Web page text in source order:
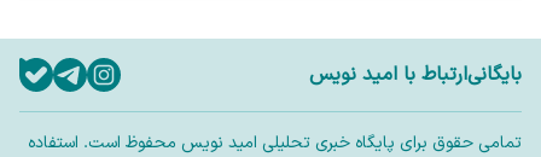
بایگانیارتباط با امید نویس
تمامی حقوق برای پایگاه خبری تحلیلی امید نویس محفوظ است. استفاده